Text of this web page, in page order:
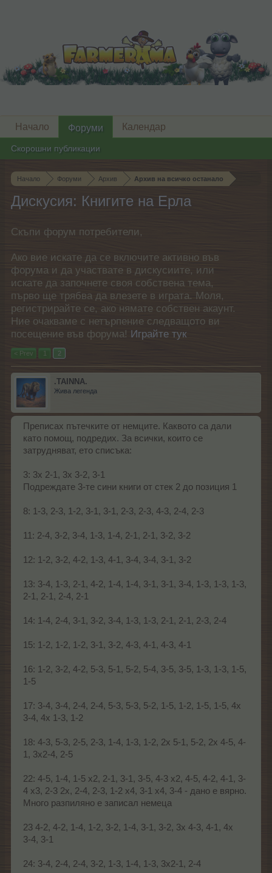
Начало Форуми Архив Архив на всичко останало
Дискусия: Книгите на Ерла
Скъпи форум потребители,
Ако вие искате да се включите активно във
форума и да участвате в дискусиите, или
искате да започнете своя собствена тема,
първо ще трябва да влезете в играта. Моля,
регистрирайте се, ако нямате собствен акаунт.
Ние очакваме с нетърпение следващото ви
посещение във форума! Играйте тук
< Prev 1 2
.TAINNA.
Жива легенда
Преписах пътечките от немците. Каквото са дали
като помощ, подредих. За всички, които се
затрудняват, ето списъка:
3: 3x 2-1, 3x 3-2, 3-1
Подреждате 3-те сини книги от стек 2 до позиция 1
8: 1-3, 2-3, 1-2, 3-1, 3-1, 2-3, 2-3, 4-3, 2-4, 2-3
11: 2-4, 3-2, 3-4, 1-3, 1-4, 2-1, 2-1, 3-2, 3-2
12: 1-2, 3-2, 4-2, 1-3, 4-1, 3-4, 3-4, 3-1, 3-2
13: 3-4, 1-3, 2-1, 4-2, 1-4, 1-4, 3-1, 3-1, 3-4, 1-3, 1-3, 1-3,
2-1, 2-1, 2-4, 2-1
14: 1-4, 2-4, 3-1, 3-2, 3-4, 1-3, 1-3, 2-1, 2-1, 2-3, 2-4
15: 1-2, 1-2, 1-2, 3-1, 3-2, 4-3, 4-1, 4-3, 4-1
16: 1-2, 3-2, 4-2, 5-3, 5-1, 5-2, 5-4, 3-5, 3-5, 1-3, 1-3, 1-5,
1-5
17: 3-4, 3-4, 2-4, 2-4, 5-3, 5-3, 5-2, 1-5, 1-2, 1-5, 1-5, 4x
3-4, 4x 1-3, 1-2
18: 4-3, 5-3, 2-5, 2-3, 1-4, 1-3, 1-2, 2x 5-1, 5-2, 2x 4-5, 4-
1, 3x2-4, 2-5
22: 4-5, 1-4, 1-5 x2, 2-1, 3-1, 3-5, 4-3 x2, 4-5, 4-2, 4-1, 3-
4 x3, 2-3 2x, 2-4, 2-3, 1-2 x4, 3-1 x4, 3-4 - дано е вярно.
Много разпиляно е записал немеца
23 4-2, 4-2, 1-4, 1-2, 3-2, 1-4, 3-1, 3-2, 3x 4-3, 4-1, 4x
3-4, 3-1
24: 3-4, 2-4, 2-4, 3-2, 1-3, 1-4, 1-3, 3x2-1, 2-4
Начало Форуми
Скорошни публикации
Календар